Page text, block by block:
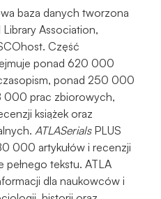
baza danych tworzona
Association,
Część
ponad 620 000
ponad 250 000
000 prac zbiorowych,
książek oraz
ATLASerialsPLUS
000 artykułów i recenzji
pełnego tekstu. ATLA
dla naukowców i